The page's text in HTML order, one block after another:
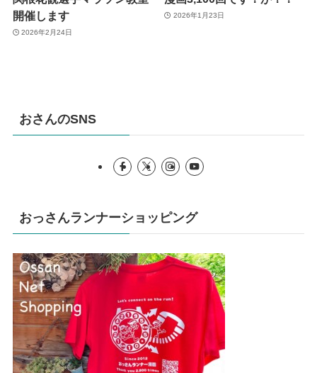
開催します
2026年2月24日
2026年1月23日
おさんのSNS
おっさんランナーショッピング